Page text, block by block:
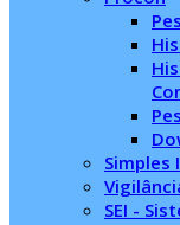
Simples
SEI -